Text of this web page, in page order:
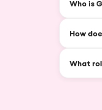
Who is
How
What